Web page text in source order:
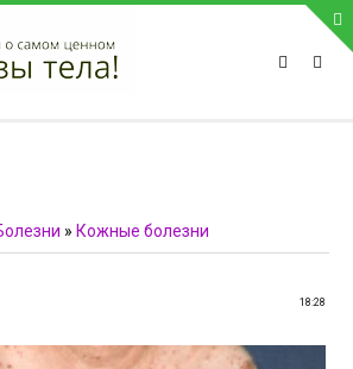
НАШЕМ САЙТЕ
» Кожные болезни
18:28